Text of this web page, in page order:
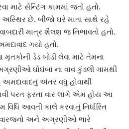
માટે સેન્ટિંગ કામમાં જતો હતો.
અસ્થિર છે. બીજો ઘરે માતા સાથે રહે
માત્ર શૈલશ જ નિભાવતો હતો.
ગયો હતો.
મૃતકોની ડેડ બોડી લેવા માટે તેમના
ઘોઘંબા ના વાવ કુંડલી ગામથી
અમદાવાદનું અંતર વધુ હોવાથી
પરત ફરતા વાર લાગે એમ હોય આ
વિધિ આવતી કાલે કરવાનું નિર્ધારિત
અને અગ્રણીઓ ભારે